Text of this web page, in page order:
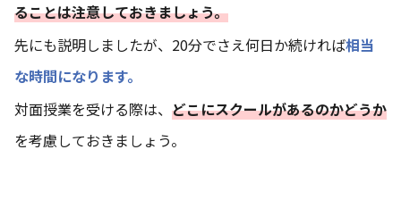
ることは注意しておきましょう。
先にも説明しましたが、20分でさえ何日か続ければ相当
な時間になります。
対面授業を受ける際は、 どこにスクールがあるのかどうか
を考慮しておきましょう。